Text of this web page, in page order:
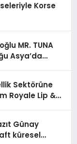
Korse
MR. TUNA
Asya’da
Sektörüne
Royale Lip &
Günay
küresel